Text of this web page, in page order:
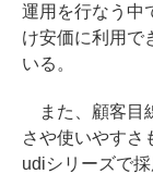
運用を行なう中
け安価に利用で
いる。
また、顧客目
さや使いやすさ
udiシリーズで